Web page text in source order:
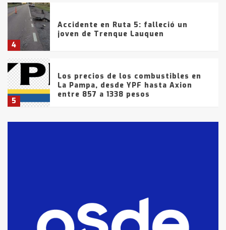
4
Accidente en Ruta 5: falleció un
joven de Trenque Lauquen
5
Los precios de los combustibles en
La Pampa, desde YPF hasta Axion
entre 857 a 1338 pesos
fueron detenidos por
comercialización de drogas en la
tarde del sábado